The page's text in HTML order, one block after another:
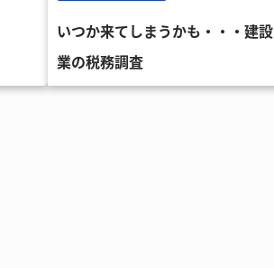
いつか来てしまうかも・・・建設
業の税務調査